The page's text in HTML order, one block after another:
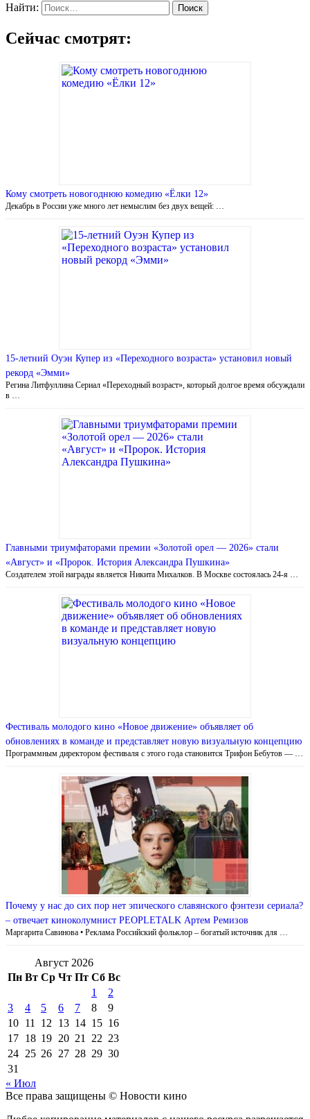
Найти:
Сейчас смотрят:
Кому смотреть новогоднюю комедию «Ёлки 12»
Декабрь в России уже много лет немыслим без двух вещей: …
15-летний Оуэн Купер из «Переходного возраста» установил новый
рекорд «Эмми»
Регина Литфуллина Сериал «Переходный возраст», который долгое время обсуждали
в …
Главными триумфаторами премии «Золотой орел — 2026» стали
«Август» и «Пророк. История Александра Пушкина»
Создателем этой награды является Никита Михалков. В Москве состоялась 24-я …
Фестиваль молодого кино «Новое движение» объявляет об
обновлениях в команде и представляет новую визуальную концепцию
Программным директором фестиваля с этого года становится Трифон Бебутов — …
Почему у нас до сих пор нет эпического славянского фэнтези сериала?
– отвечает киноколумнист PEOPLETALK Артем Ремизов
Маргарита Савинова • Реклама Российский фольклор – богатый источник для …
Август 2026
Пн Вт Ср Чт Пт Сб Вс
1
2
3
4 5 6 7 8
9
10 11 12 13 14 15 16
17 18 19 20 21 22 23
24 25 26 27 28 29 30
31
« Июл
Все права защищены © Новости кино